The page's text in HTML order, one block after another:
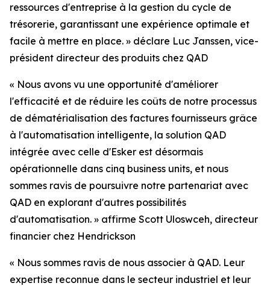
ressources d'entreprise à la gestion du cycle de
trésorerie, garantissant une expérience optimale et
facile à mettre en place. » déclare Luc Janssen, vice-
président directeur des produits chez QAD
« Nous avons vu une opportunité d'améliorer
l'efficacité et de réduire les coûts de notre processus
de dématérialisation des factures fournisseurs grâce
à l'automatisation intelligente, la solution QAD
intégrée avec celle d'Esker est désormais
opérationnelle dans cinq business units, et nous
sommes ravis de poursuivre notre partenariat avec
QAD en explorant d'autres possibilités
d'automatisation. » affirme Scott Uloswceh, directeur
financier chez Hendrickson
« Nous sommes ravis de nous associer à QAD. Leur
expertise reconnue dans le secteur industriel et leur